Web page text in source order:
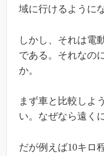
域に行けるように
しかし、それは電
である。それなの
か。
まず車と比較しよ
い。なぜなら遠く
だが例えば10キロ